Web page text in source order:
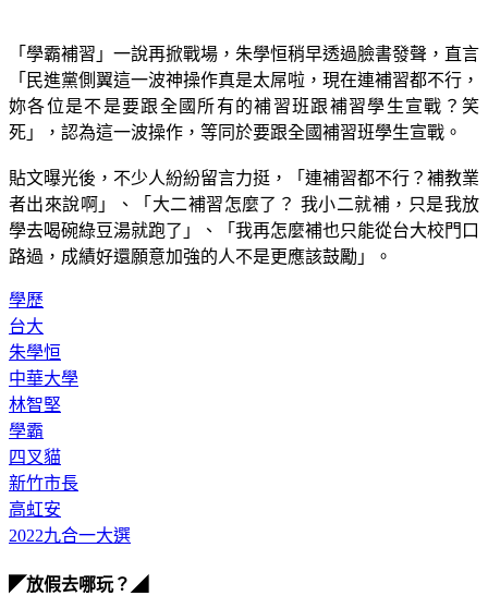
「學霸補習」一說再掀戰場，朱學恒稍早透過臉書發聲，直言
「民進黨側翼這一波神操作真是太屌啦，現在連補習都不行，
妳各位是不是要跟全國所有的補習班跟補習學生宣戰？笑
死」，認為這一波操作，等同於要跟全國補習班學生宣戰。
貼文曝光後，不少人紛紛留言力挺，「連補習都不行？補教業
者出來說啊」、「大二補習怎麼了？ 我小二就補，只是我放
學去喝碗綠豆湯就跑了」、「我再怎麼補也只能從台大校門口
路過，成績好還願意加強的人不是更應該鼓勵」。
學歷
台大
朱學恒
中華大學
林智堅
學霸
四叉貓
新竹市長
高虹安
2022九合一大選
◤放假去哪玩？◢